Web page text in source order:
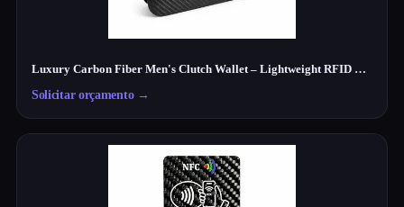
Luxury Carbon Fiber Men's Clutch Wallet – Lightweight RFID Travel Organizer
Solicitar orçamento→